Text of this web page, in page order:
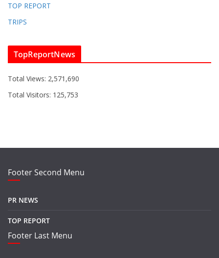
TOP REPORT
TRIPS
TopReportNews
Total Views: 2,571,690
Total Visitors: 125,753
Footer Second Menu
PR NEWS
TOP REPORT
Footer Last Menu